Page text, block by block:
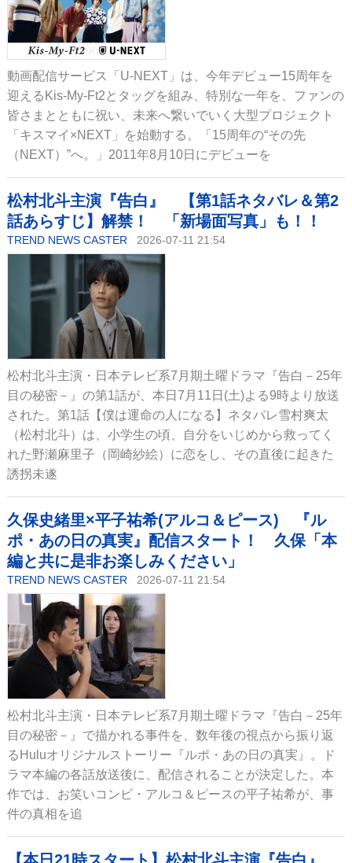
動画配信サービス「U-NEXT」は、今年デビュー15周年を
迎えるKis-My-Ft2とタッグを組み、特別な一年を、ファンの
皆さまとともに祝い、未来へ繋いでいく大型プロジェクト
「キスマイ×NEXT」を始動する。「15周年の“その先
（NEXT）”へ。」2011年8月10日にデビューを
松村北斗主演『告白』 【第1話ネタバレ＆第2
話あらすじ】解禁！ 「新場面写真」も！！
TREND NEWS CASTER 2026-07-11 21:54
松村北斗主演・日本テレビ系7月期土曜ドラマ『告白－25年
目の秘密－』の第1話が、本日7月11日(土)よる9時より放送
された。第1話【僕は運命の人になる】ネタバレ雪村爽太
（松村北斗）は、小学生の頃、自分をいじめから救ってく
れた野瀬麻里子（岡崎紗絵）に恋をし、その直後に起きた
誘拐未遂
久保史緒里×平子祐希(アルコ＆ピース) 『ル
ポ・あの日の真実』配信スタート！ 久保「本
編と共に是非お楽しみください」
TREND NEWS CASTER 2026-07-11 21:54
松村北斗主演・日本テレビ系7月期土曜ドラマ『告白－25年
目の秘密－』で描かれる事件を、数年後の視点から振り返
るHuluオリジナルストーリー『ルポ・あの日の真実』。ド
ラマ本編の各話放送後に、配信されることが決定した。本
作では、お笑いコンビ・アルコ＆ピースの平子祐希が、事
件の真相を追